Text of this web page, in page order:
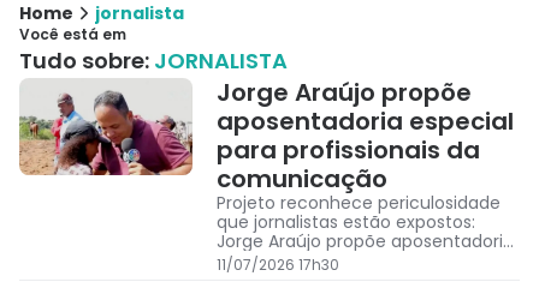
Home jornalista
Você está em
Tudo sobre: JORNALISTA
Jorge Araújo propõe
aposentadoria especial
para profissionais da
comunicação
Projeto reconhece periculosidade
que jornalistas estão expostos:
Jorge Araújo propõe aposentadoria
especial para profissionais da
comunicação
11/07/2026 17h30